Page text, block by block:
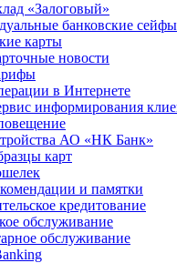
«Залоговый»
банковские сейфы
карты
новости
в Интернете
информирования
АО «НК Банк»
карт
и памятки
кредитование
обслуживание
обслуживание